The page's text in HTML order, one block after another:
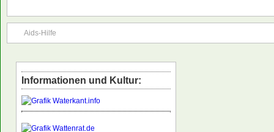
Aids-Hilfe
Informationen und Kultur: